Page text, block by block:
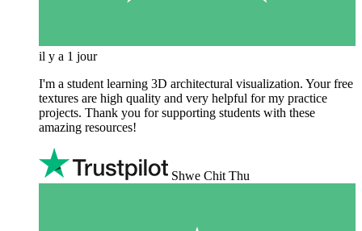
il y a 1 jour
I'm a student learning 3D architectural visualization. Your free
textures are high quality and very helpful for my practice
projects. Thank you for supporting students with these
amazing resources!
Shwe Chit Thu